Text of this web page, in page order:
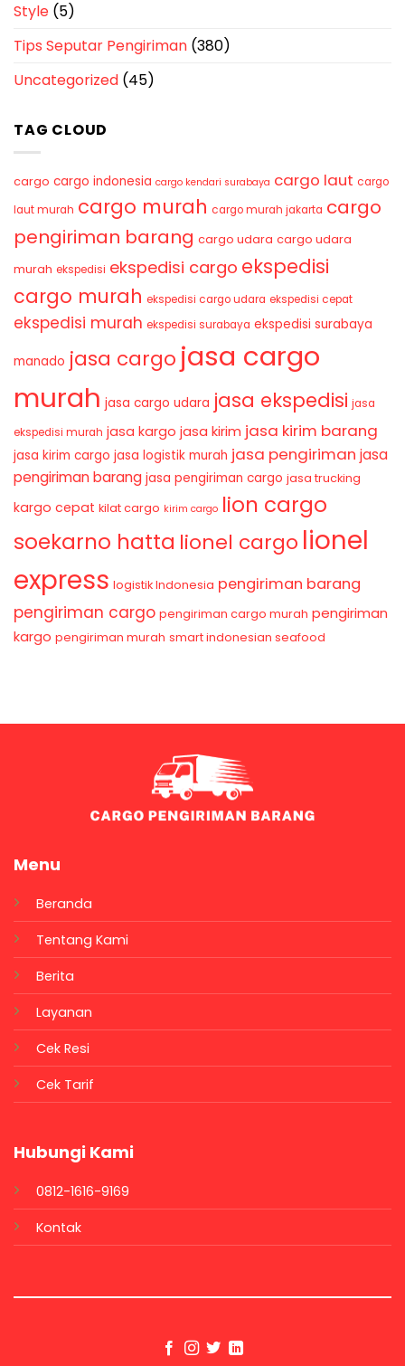
Style (5)
Tips Seputar Pengiriman (380)
Uncategorized (45)
TAG CLOUD
cargo cargo indonesia cargo kendari surabaya cargo laut cargo
laut murah cargo murah cargo murah jakarta cargo
pengiriman barang cargo udara cargo udara
murah ekspedisi ekspedisi cargo ekspedisi
cargo murah ekspedisi cargo udara ekspedisi cepat
ekspedisi murah ekspedisi surabaya ekspedisi surabaya
manado jasa cargo jasa cargo
murah jasa cargo udara jasa ekspedisi jasa
ekspedisi murah jasa kargo jasa kirim jasa kirim barang
jasa kirim cargo jasa logistik murah jasa pengiriman jasa
pengiriman barang jasa pengiriman cargo jasa trucking
kargo cepat kilat cargo kirim cargo lion cargo
soekarno hatta lionel cargo lionel
express logistik Indonesia pengiriman barang
pengiriman cargo pengiriman cargo murah pengiriman
kargo pengiriman murah smart indonesian seafood
Menu
Beranda
Tentang Kami
Berita
Layanan
Cek Resi
Cek Tarif
Hubungi Kami
0812-1616-9169
Kontak